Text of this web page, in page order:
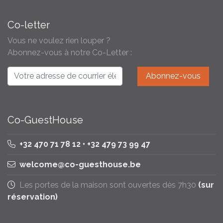
Co-letter
Vous ne voulez rien louper ?
Abonnez-vous à notre Co-Letter :
Co-GuestHouse
+32 470 71 78 12 • +32 479 73 99 47
welcome@co-guesthouse.be
Les portes de la maison sont ouvertes dès 7h30 (sur
réservation)